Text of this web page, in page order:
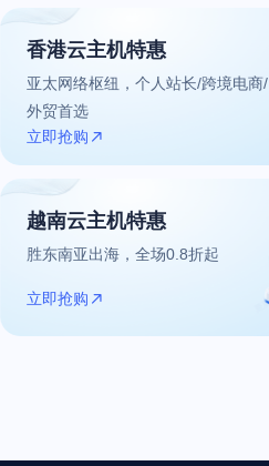
香港云主机特惠
亚太网络枢纽，个人站长/跨境电商/
外贸首选
立即抢购
越南云主机特惠
胜东南亚出海，全场0.8折起
立即抢购